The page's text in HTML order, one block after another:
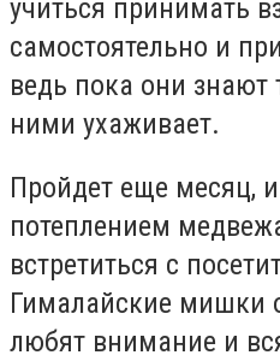
учиться принимать
самостоятельно и
ведь пока они знают
ними ухаживает.
Пройдет еще месяц,
потеплением
встретиться с
Гималайские мишки
любят внимание и